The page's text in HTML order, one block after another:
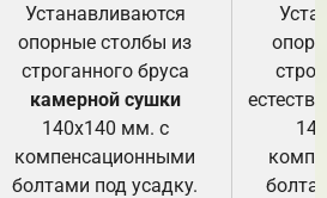
Устанавливаются
опорные столбы из
строганного бруса
камерной сушки
140х140 мм. с
компенсационными
болтами под усадку.